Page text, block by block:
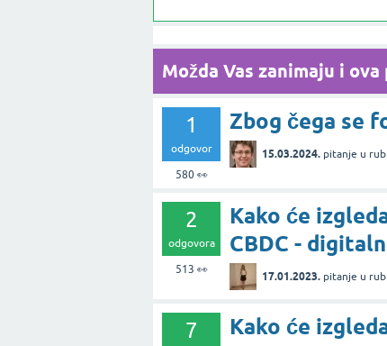
Možda Vas zanimaju i
1
odgovor
580👀
Zbog čega se
15.03.2024. pitanje u
2
odgovora
513 👀
Kako će
CBDC -
17.01.2023. pitanje u
7 Kako će